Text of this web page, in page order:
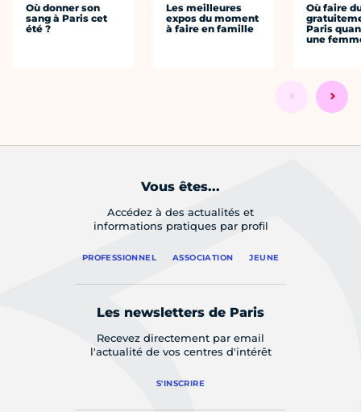
Où donner son
sang à Paris cet
été ?
Les meilleures
expos du moment
à faire en famille
Où faire
Paris
une
Vous êtes...
Accédez à des actualités et
informations pratiques par profil
PROFESSIONNEL ASSOCIATION JEUNE
Les newsletters de Paris
Recevez directement par email
l'actualité de vos centres d'intérêt
S'INSCRIRE